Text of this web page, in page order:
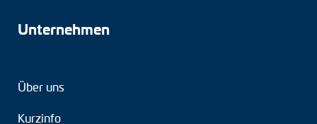
Unternehmen
Über uns
Kurzinfo